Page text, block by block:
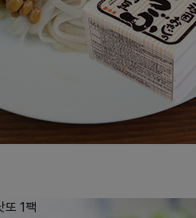
또 1팩